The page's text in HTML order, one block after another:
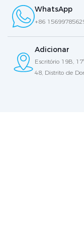
WhatsApp
+86
Adicionar
Escritório 19B,
48, Distrito de